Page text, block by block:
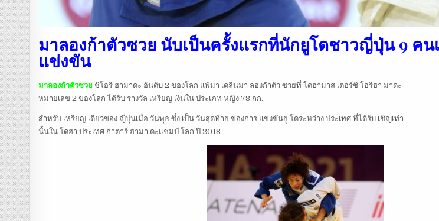
มาลองก้าตัวซวย นับเป็นครั้งแรกที่นักยูโดชาวญี่ปุ่น 9 คน
แข่งขัน
มาลองก้าตัวซวย ชิโอริ ฮามาดะ อันดับ 2 ของโลก แพ้มา เดลีนมา ลองก้าตัว ซวยที่ โดฮามาส เตอร์ชิ โอริฮา มาดะ
หมายเลข 2 ของโลก ได้รับ รางวัล เหรียญ เงินใน ประเภท หญิง 78 กก.
สำหรับ เหรียญ เดียวของ ญี่ปุ่นเมื่อ วันพุธ ซึ่ง เป็น วันสุดท้าย ของการ แข่งขันยู โดระหว่าง ประเทศ ที่ได้รับ เชิญเท่า
นั้นใน โดฮา ประเทศ กาตาร์ ฮามา ดะแชมป์ โลก ปี 2018